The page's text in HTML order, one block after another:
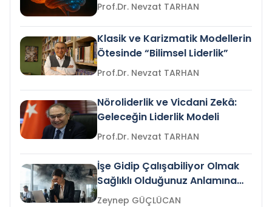
Prof.Dr. Nevzat TARHAN
Klasik ve Karizmatik Modellerin
Ötesinde “Bilimsel Liderlik”
Prof.Dr. Nevzat TARHAN
Nöroliderlik ve Vicdani Zekâ:
Geleceğin Liderlik Modeli
Prof.Dr. Nevzat TARHAN
İşe Gidip Çalışabiliyor Olmak
Sağlıklı Olduğunuz Anlamına
Gelir mi?Zeynep GÜÇLÜCAN